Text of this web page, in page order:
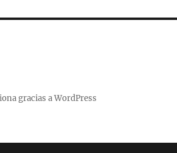
gracias a WordPress